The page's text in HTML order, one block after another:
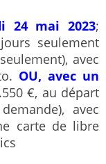
24 mai 2023;
seulement
avec
OU, avec un
€, au départ
avec
carte de libre